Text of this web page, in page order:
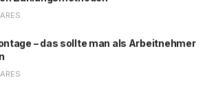
– das sollte man als Arbeitnehmer